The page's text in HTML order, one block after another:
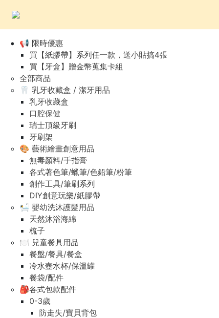
📢 限時優惠
買【紙膠帶】系列任一款，送小貼搞4張
買【牙盒】贈金幣蒐集卡組
全部商品
🦷 乳牙收藏盒 / 潔牙用品
乳牙收藏盒
口腔保健
瑞士頂級牙刷
牙刷架
🎨 藝術繪畫創意用品
無毒顏料/手指膏
各式著色筆/蠟筆/色鉛筆/粉筆
創作工具/筆刷系列
DIY創意玩樂/紙膠帶
🛀 嬰幼洗沐護髮用品
天然沐浴海綿
梳子
🍽️ 兒童餐具用品
餐盤/餐具/餐盒
冷水壺水杯/保溫罐
餐袋/配件
🎒各式包款配件
0-3歲
防走失/寶貝背包